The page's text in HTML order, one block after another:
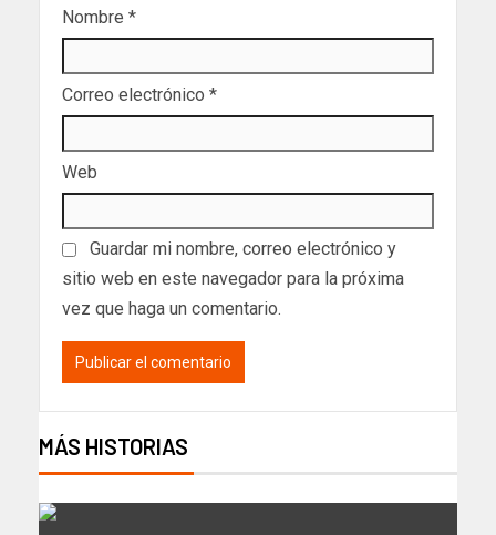
Nombre *
Correo electrónico *
Web
Guardar mi nombre, correo electrónico y
sitio web en este navegador para la próxima
vez que haga un comentario.
MÁS HISTORIAS